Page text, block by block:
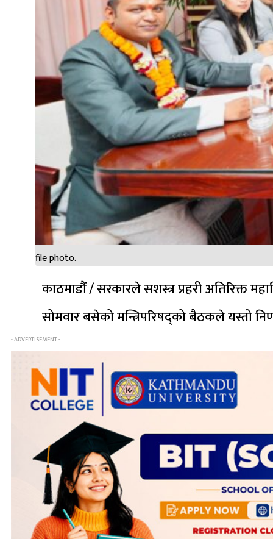
file photo.
काठमाडौं / सरकारले सशस्त्र प्रहरी अतिरिक्त
सोमवार बसेको मन्त्रिपरिषद्को बैठकले यस्तो
- ADVERTISEMENT -